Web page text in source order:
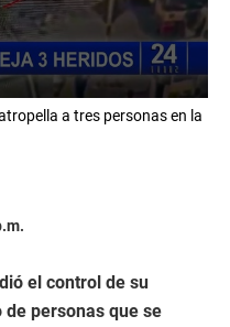
a tres personas en la
el control de su
personas que se